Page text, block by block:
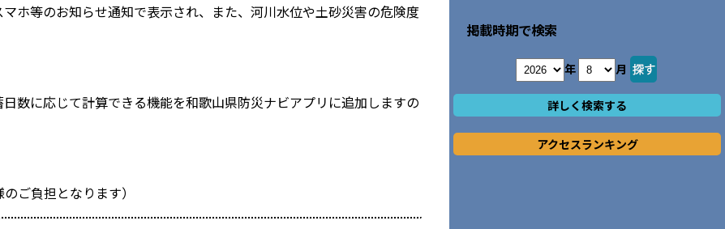
ホ等のお知らせ通知で表示され、また、河川水位や土砂災害の危険度
数に応じて計算できる機能を和歌山県防災ナビアプリに追加しますの
ご負担となります）
掲載時期で検索
年 月
詳しく検索する
アクセスランキング